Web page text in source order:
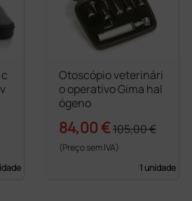
Otoscópio veterinári
o operativo Gima hal
ógeno
84,00 €105,00 €
(Preço sem IVA)
1 unidade